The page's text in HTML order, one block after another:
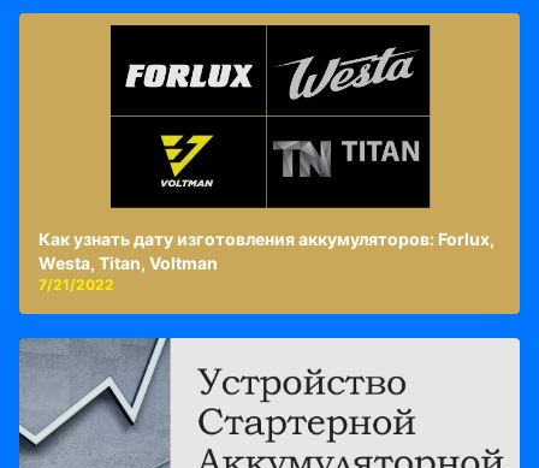
Как узнать дату изготовления аккумуляторов: Forlux,
Westa, Titan, Voltman
7/21/2022